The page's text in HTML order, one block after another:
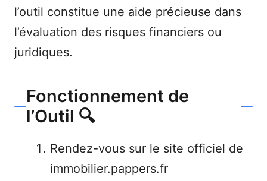
l’outil constitue une aide précieuse dans
l’évaluation des risques financiers ou
juridiques.
Fonctionnement de
l’Outil 🔍
Rendez-vous sur le site officiel de
immobilier.pappers.fr